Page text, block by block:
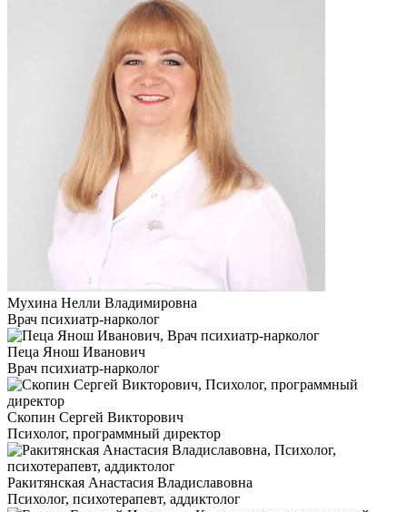
Мухина Нелли Владимировна
Врач психиатр-нарколог
Пеца Янош Иванович
Врач психиатр-нарколог
Скопин Сергей Викторович
Психолог, программный директор
Ракитянская Анастасия Владиславовна
Психолог, психотерапевт, аддиктолог